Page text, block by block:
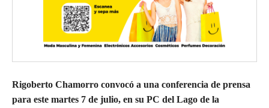
Rigoberto Chamorro convocó a una conferencia de prensa
para este martes 7 de julio, en su PC del Lago de la